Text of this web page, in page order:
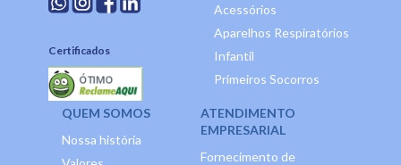
Certificados
Acessórios
Aparelhos Respiratórios
Infantil
Primeiros Socorros
QUEM SOMOS
Nossa história
ATENDIMENTO
EMPRESARIAL
Fornecimento de